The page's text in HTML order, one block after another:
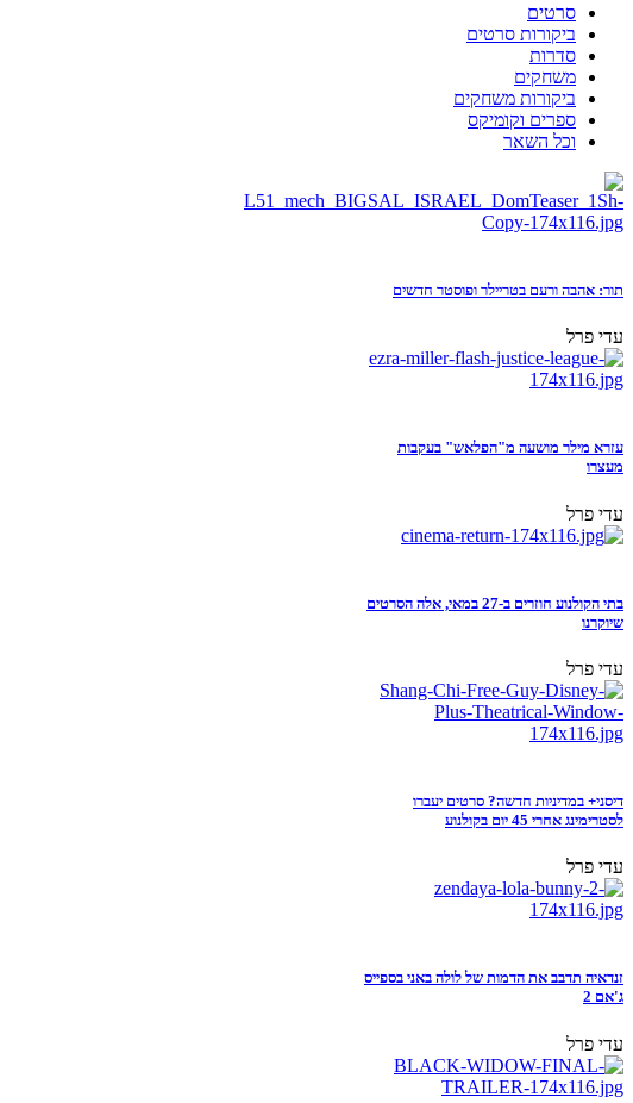
סרטים
ביקורות סרטים
סדרות
משחקים
ביקורות משחקים
ספרים וקומיקס
וכל השאר
תור: אהבה ורעם בטריילר ופוסטר חדשים
עדי פרל
עזרא מילר מושעה מ"הפלאש" בעקבות
מעצרו
עדי פרל
בתי הקולנוע חוזרים ב-27 במאי, אלה הסרטים
שיוקרנו
עדי פרל
דיסני+ במדיניות חדשה? סרטים יעברו
לסטרימינג אחרי 45 יום בקולנוע
עדי פרל
זנדאיה תדבב את הדמות של לולה באני בספייס
ג'אם 2
עדי פרל